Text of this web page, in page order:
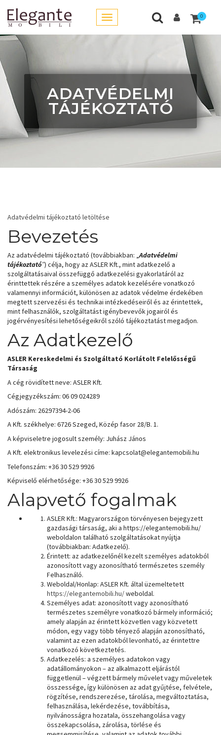
0
ADATVÉDELMI
TÁJÉKOZTATÓ
Adatvédelmi tájékoztató letöltése
Bevezetés
Az adatvédelmi tájékoztató (továbbiakban: „Adatvédelmi
tájékoztató”) célja, hogy az ASLER Kft., mint adatkezelő a
szolgáltatásaival összefüggő adatkezelési gyakorlatáról az
érinttettek részére a személyes adatok kezelésére vonatkozó
valamennyi információt, különösen az adatok védelme érdekében
megtett szervezési és technikai intézkedéseiről és az érintettek,
mint felhasználók, szolgáltatást igénybevevők jogairól és
jogérvényesítési lehetőségeikről szóló tájékoztatást megadjon.
Az Adatkezelő
ASLER Kereskedelmi és Szolgáltató Korlátolt Felelősségű
Társaság
A cég rövidített neve: ASLER Kft.
Cégjegyzékszám: 06 09 024289
Adószám: 26297394-2-06
A Kft. székhelye: 6726 Szeged, Közép fasor 28/B. 1.
A képviseletre jogosult személy: Juhász János
A Kft. elektronikus levelezési címe: kapcsolat@elegantemobili.hu
Telefonszám: +36 30 529 9926
Képviselő elérhetősége: +36 30 529 9926
Alapvető fogalmak
ASLER Kft.: Magyarországon törvényesen bejegyzett
gazdasági társaság, aki a https://elegantemobili.hu/
weboldalon található szolgáltatásokat nyújtja
(továbbiakban: Adatkezelő).
Érintett: az adatkezelőnél kezelt személyes adatokból
azonosított vagy azonosítható természetes személy
Felhasználó.
Weboldal/Honlap: ASLER Kft. által üzemeltetett
https://elegantemobili.hu/weboldal.
Személyes adat: azonosított vagy azonosítható
természetes személyre vonatkozó bármely információ;
amely alapján az érintett közvetlen vagy közvetett
módon, egy vagy több tényező alapján azonosítható,
valamint az ezen adatokból levonható, az érintettre
vonatkozó következtetés.
Adatkezelés: a személyes adatokon vagy
adatállományokon – az alkalmazott eljárástól
függetlenül – végzett bármely művelet vagy műveletek
összessége, így különösen az adat gyűjtése, felvétele,
rögzítése, rendszerezése, tárolása, megváltoztatása,
felhasználása, lekérdezése, továbbítása,
nyilvánosságra hozatala, összehangolása vagy
összekapcsolása, zárolása, törlése és